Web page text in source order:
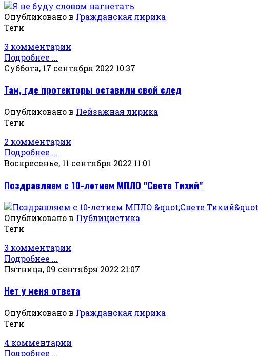
Опубликовано в Гражданская лирика
Теги
3 комментарии
Подробнее ...
Суббота, 17 сентября 2022 10:37
Там, где протекторы оставили свой след
Опубликовано в Пейзажная лирика
Теги
2 комментарии
Подробнее ...
Воскресенье, 11 сентября 2022 11:01
Поздравляем с 10-летием МПЛО "Свете Тихий"
Опубликовано в Публицистика
Теги
3 комментарии
Подробнее ...
Пятница, 09 сентября 2022 21:07
Нет у меня ответа
Опубликовано в Гражданская лирика
Теги
4 комментарии
Подробнее ...